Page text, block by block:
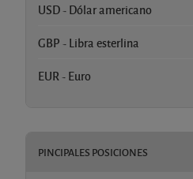
USD - Dólar americano
GBP - Libra esterlina
EUR - Euro
PINCIPALES POSICIONES